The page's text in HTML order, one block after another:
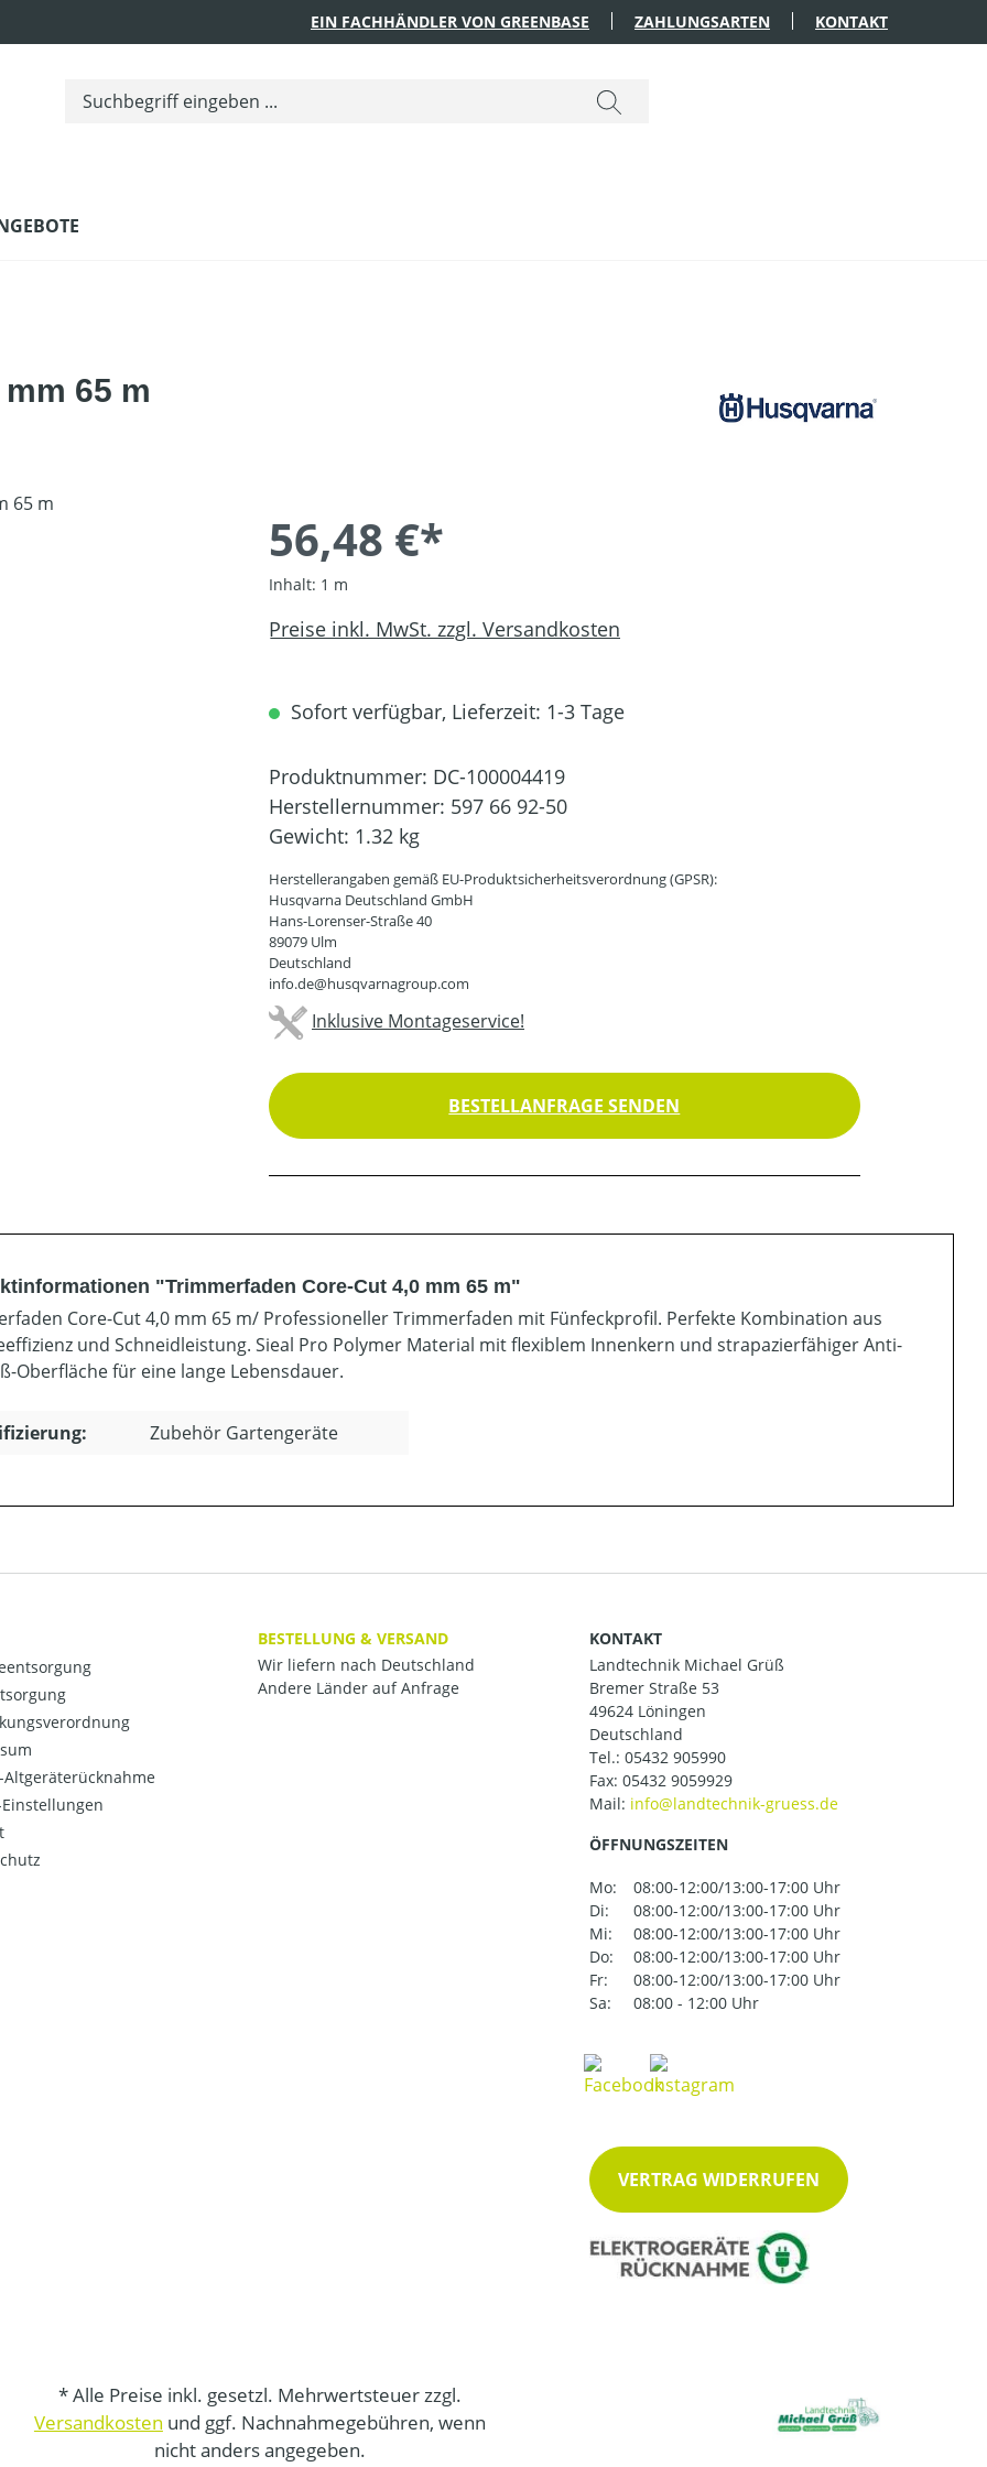
EIN FACHHÄNDLER VON GREENBASE ZAHLUNGSARTEN KONTAKT
65 m
56,48 €*
Inhalt: 1 m
Preise inkl. MwSt. zzgl. Versandkosten
Sofort verfügbar, Lieferzeit: 1-3 Tage
Produktnummer: DC-100004419
Herstellernummer: 597 66 92-50
Gewicht: 1.32 kg
Herstellerangaben gemäß EU-Produktsicherheitsverordnung (GPSR):
Husqvarna Deutschland GmbH
Hans-Lorenser-Straße 40
89079 Ulm
Deutschland
info.de@husqvarnagroup.com
Inklusive Montageservice!
BESTELLANFRAGE SENDEN
"Trimmerfaden Core-Cut 4,0 mm 65 m"
Core-Cut 4,0 mm 65 m/ Professioneller Trimmerfaden mit Fünfeckprofil. Perfekte Kombination aus
und Schneidleistung. Sieal Pro Polymer Material mit flexiblem Innenkern und strapazierfähiger Anti-
Oberfläche für eine lange Lebensdauer.
Zubehör Gartengeräte
Altgeräterücknahme
Einstellungen
BESTELLUNG & VERSAND
Wir liefern nach Deutschland
Andere Länder auf Anfrage
KONTAKT
Landtechnik Michael Grüß
Bremer Straße 53
49624 Löningen
Deutschland
Tel.: 05432 905990
Fax: 05432 9059929
Mail:
ÖFFNUNGSZEITEN
Mo:
08:00-12:00/13:00-17:00 Uhr
Di:
08:00-12:00/13:00-17:00 Uhr
Mi:
08:00-12:00/13:00-17:00 Uhr
Do:
08:00-12:00/13:00-17:00 Uhr
Fr:
08:00-12:00/13:00-17:00 Uhr
Sa:
08:00 - 12:00 Uhr
VERTRAG WIDERRUFEN
* Alle Preise inkl. gesetzl. Mehrwertsteuer zzgl.
Versandkosten und ggf. Nachnahmegebühren, wenn
nicht anders angegeben.